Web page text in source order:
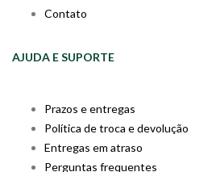
Contato
AJUDA E SUPORTE
Prazos e entregas
Política de troca e devolução
Entregas em atraso
Perguntas frequentes